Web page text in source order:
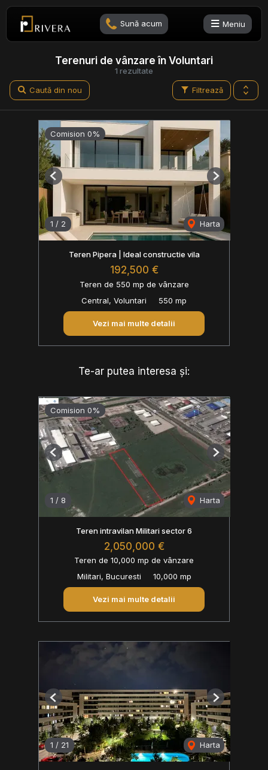
Sună acum Meniu
1 rezultate
Terenuri de vânzare în Voluntari
Filtrează
Caută din nou
Comision 0%
1 / 2 Harta
Previous Next
Teren Pipera | Ideal constructie vila
192,500 €
Teren de 550 mp de vânzare
Central, Voluntari
550 mp
Vezi mai multe detalii
Te-ar putea interesa și:
Comision 0%
1 / 8 Harta
Previous Next
Teren intravilan Militari sector 6
2,050,000 €
Teren de 10,000 mp de vânzare
Militari, Bucuresti
10,000 mp
Vezi mai multe detalii
1 / 21 Harta
Previous Next